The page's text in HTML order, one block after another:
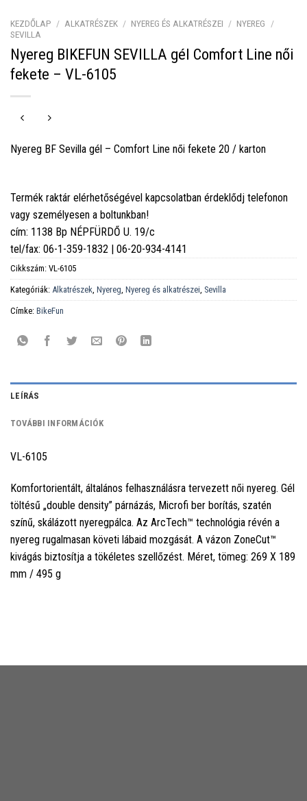
KEZDŐLAP / ALKATRÉSZEK / NYEREG ÉS ALKATRÉSZEI / NYEREG
/
SEVILLA
Nyereg BIKEFUN SEVILLA gél Comfort Line női
fekete – VL-6105
Nyereg BF Sevilla gél – Comfort Line női fekete 20 / karton
Termék raktár elérhetőségével kapcsolatban érdeklődj telefonon
vagy személyesen a boltunkban!
cím: 1138 Bp NÉPFÜRDŐ U. 19/c
tel/fax: 06-1-359-1832 | 06-20-934-4141
Cikkszám: VL-6105
Kategóriák: Alkatrészek, Nyereg, Nyereg és alkatrészei, Sevilla
Címke: BikeFun
LEÍRÁS
TOVÁBBI INFORMÁCIÓK
VL-6105
Komfortorientált, általános felhasználásra tervezett női nyereg. Gél
töltésű „double density” párnázás, Microfi ber borítás, szatén
színű, skálázott nyeregpálca. Az ArcTech™ technológia révén a
nyereg rugalmasan követi lábaid mozgását. A vázon ZoneCut™
kivágás biztosítja a tökéletes szellőzést. Méret, tömeg: 269 X 189
mm / 495 g